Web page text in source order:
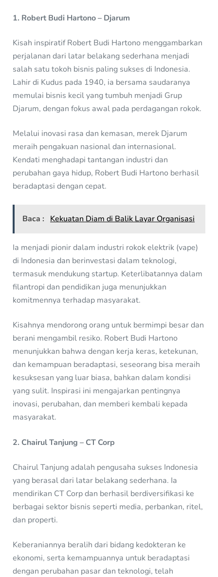
1. Robert Budi Hartono – Djarum
Kisah inspiratif Robert Budi Hartono menggambarkan
perjalanan dari latar belakang sederhana menjadi
salah satu tokoh bisnis paling sukses di Indonesia.
Lahir di Kudus pada 1940, ia bersama saudaranya
memulai bisnis kecil yang tumbuh menjadi Grup
Djarum, dengan fokus awal pada perdagangan rokok.
Melalui inovasi rasa dan kemasan, merek Djarum
meraih pengakuan nasional dan internasional.
Kendati menghadapi tantangan industri dan
perubahan gaya hidup, Robert Budi Hartono berhasil
beradaptasi dengan cepat.
Baca : Kekuatan Diam di Balik Layar Organisasi
Ia menjadi pionir dalam industri rokok elektrik (vape)
di Indonesia dan berinvestasi dalam teknologi,
termasuk mendukung startup. Keterlibatannya dalam
filantropi dan pendidikan juga menunjukkan
komitmennya terhadap masyarakat.
Kisahnya mendorong orang untuk bermimpi besar dan
berani mengambil resiko. Robert Budi Hartono
menunjukkan bahwa dengan kerja keras, ketekunan,
dan kemampuan beradaptasi, seseorang bisa meraih
kesuksesan yang luar biasa, bahkan dalam kondisi
yang sulit. Inspirasi ini mengajarkan pentingnya
inovasi, perubahan, dan memberi kembali kepada
masyarakat.
2. Chairul Tanjung – CT Corp
Chairul Tanjung adalah pengusaha sukses Indonesia
yang berasal dari latar belakang sederhana. Ia
mendirikan CT Corp dan berhasil berdiversifikasi ke
berbagai sektor bisnis seperti media, perbankan, ritel,
dan properti.
Keberaniannya beralih dari bidang kedokteran ke
ekonomi, serta kemampuannya untuk beradaptasi
dengan perubahan pasar dan teknologi, telah